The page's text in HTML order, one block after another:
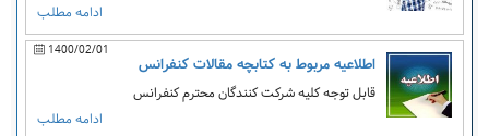
ادامه مطلب
1400/02/01
اطلاعیه مربوط به کتابچه مقالات کنفرانس
قابل توجه کلیه شرکت کنندگان محترم کنفرانس
ادامه مطلب